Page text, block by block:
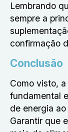
Lembrando
sempre a
confirmação
Conclusão
Como visto,
fundamental
de energia
Garantir que